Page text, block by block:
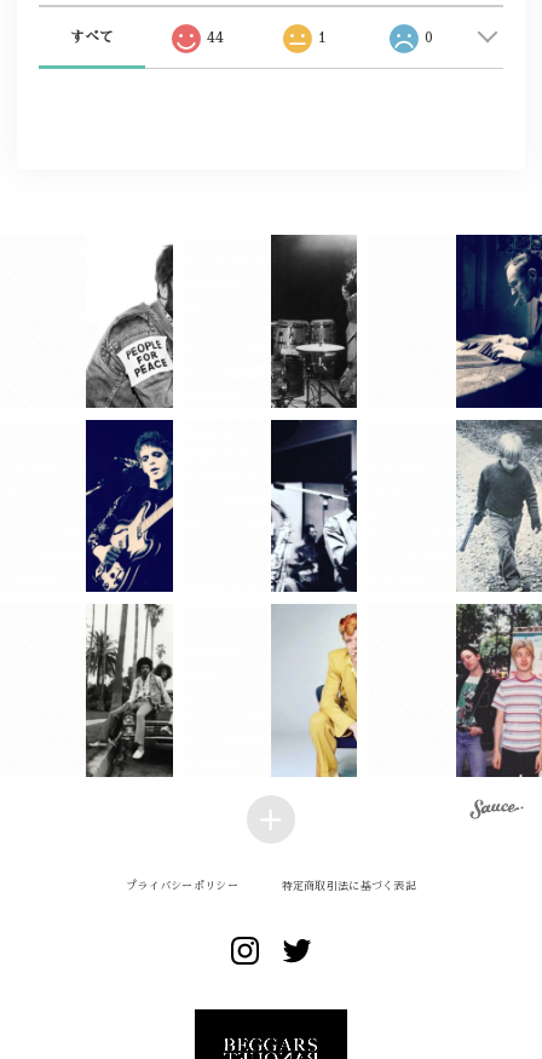
すべて 44 1 0
プライバシーポリシー 特定商取引法に基づく表記